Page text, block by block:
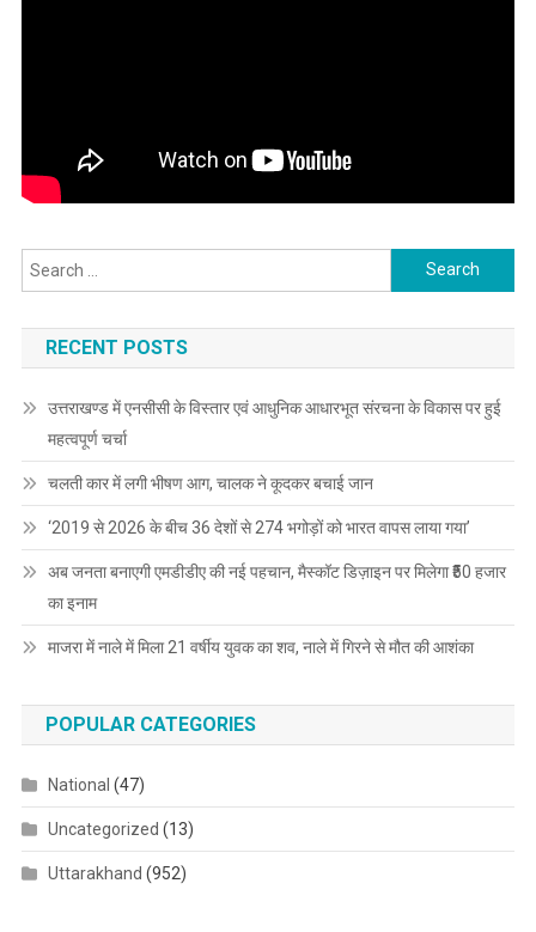
Search
for:
RECENT POSTS
उत्तराखण्ड में एनसीसी के विस्तार एवं आधुनिक आधारभूत संरचना के विकास पर हुई
महत्वपूर्ण चर्चा
चलती कार में लगी भीषण आग, चालक ने कूदकर बचाई जान
‘2019 से 2026 के बीच 36 देशों से 274 भगोड़ों को भारत वापस लाया गया’
अब जनता बनाएगी एमडीडीए की नई पहचान, मैस्कॉट डिज़ाइन पर मिलेगा ₹50 हजार
का इनाम
माजरा में नाले में मिला 21 वर्षीय युवक का शव, नाले में गिरने से मौत की आशंका
POPULAR CATEGORIES
National (47)
Uncategorized (13)
Uttarakhand (952)